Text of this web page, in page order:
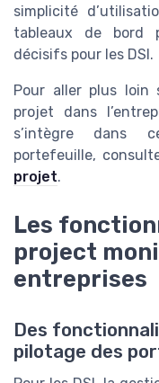
simplicité
tableaux de bord
décisifs pour les DSI.
Pour aller plus
projet dans
s’intègre dans
portefeuille,
projet.
Les
project
entreprises
Des
pilotage des